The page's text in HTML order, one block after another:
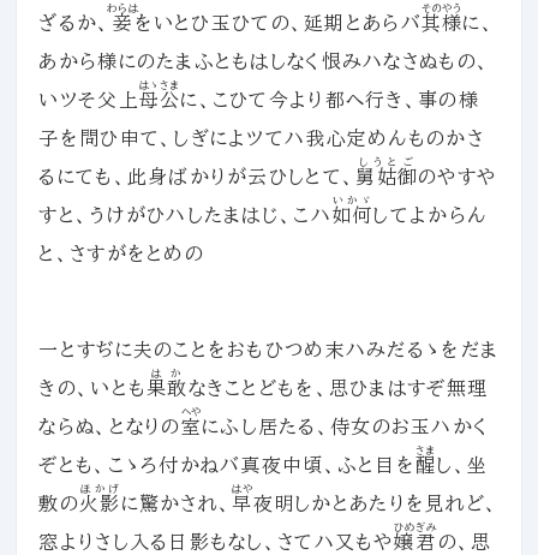
ざるか、 妾
わらは
をいとひ玉ひての、延期とあらバ其様
そのやう
に、
あから様にのたまふともはしなく恨みハなさぬもの、
いツそ父上母公
はゝさま
に、こひて今より都へ行き、事の様
子を問ひ申て、しぎによツてハ我心定めんものかさ
るにても、此身ばかりが云ひしとて、 舅姑御
しうとご
のやすや
すと、うけがひハしたまはじ、こハ如何
いかゞ
してよからん
と、さすがをとめの
一とすぢに夫のことをおもひつめ末ハみだるゝをだま
きの、いとも 果敢
はか
なきことどもを、思ひまはすぞ無理
ならぬ、となりの室
へや
にふし居たる、侍女のお玉ハかく
ぞとも、こゝろ付かねバ真夜中頃、ふと目を 醒
さま
し、坐
敷の火影
ほかげ
に驚かされ、早
はや
夜明しかとあたりを見れど、
窓よりさし入る日影もなし、さてハ又もや 嬢君
ひめぎみ
の、思